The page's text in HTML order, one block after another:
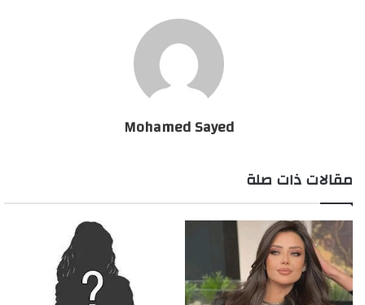
حقيقة إصابته تآمر حسني بكورونا
Mohamed Sayed
مقالات ذات صلة